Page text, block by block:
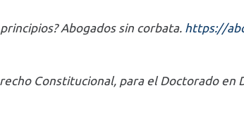
Abogados sin corbata. https://
Constitucional, para el Doctorado en